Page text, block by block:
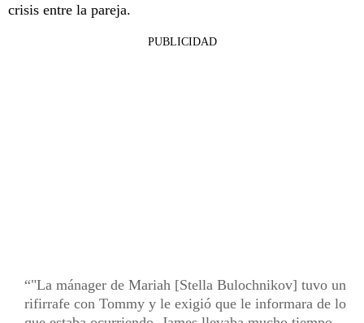
crisis entre la pareja.
PUBLICIDAD
"La mánager de Mariah [Stella Bulochnikov] tuvo un
rifirrafe con Tommy y le exigió que le informara de lo